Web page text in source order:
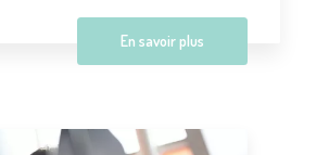
En savoir plus